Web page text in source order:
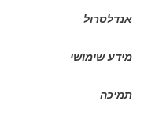
אנדלסרול
מידע שימושי
תמיכה